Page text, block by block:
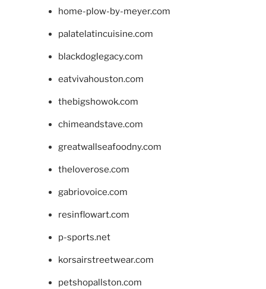
home-plow-by-meyer.com
palatelatincuisine.com
blackdoglegacy.com
eatvivahouston.com
thebigshowok.com
chimeandstave.com
greatwallseafoodny.com
theloverose.com
gabriovoice.com
resinflowart.com
p-sports.net
korsairstreetwear.com
petshopallston.com